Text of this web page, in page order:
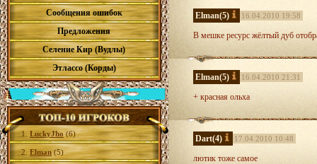
Сообщения ошибок
Предложения
Селение Кир (Вудлы)
Этлассо (Корды)
1. LuckyJho (6)
2. Elman(5)
Elman(5) 16.04.2010 19:58
В мешке ресурс жёлтый дуб
Elman(5) 16.04.2010 21:31
+ красная ольха
Dart(4) 17.04.2010 10:48
лютик тоже самое